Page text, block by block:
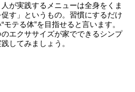
が実践するメニューは全身をくま
す」というもの。習慣にするだけ
テる体”を目指せると言います。
エクササイズが家でできるシンプ
してみましょう。